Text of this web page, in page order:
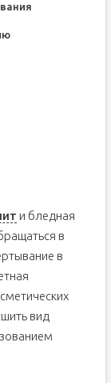
и бледная
в
в
вид